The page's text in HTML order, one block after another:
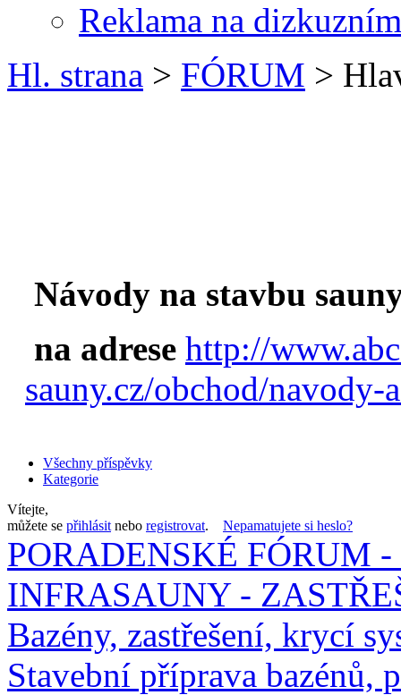
Reklama na
Hl. strana > FÓRUM >
Návody na stavbu
na adrese http://
sauny.cz/obchod/
Všechny příspěvky
Kategorie
Vítejte,
můžete se přihlásit nebo registrovat. Nepamatujete si heslo?
PORADENSKÉ FÓRUM
INFRASAUNY -
Bazény, zastřešení, krycí
Stavební příprava bazénů,